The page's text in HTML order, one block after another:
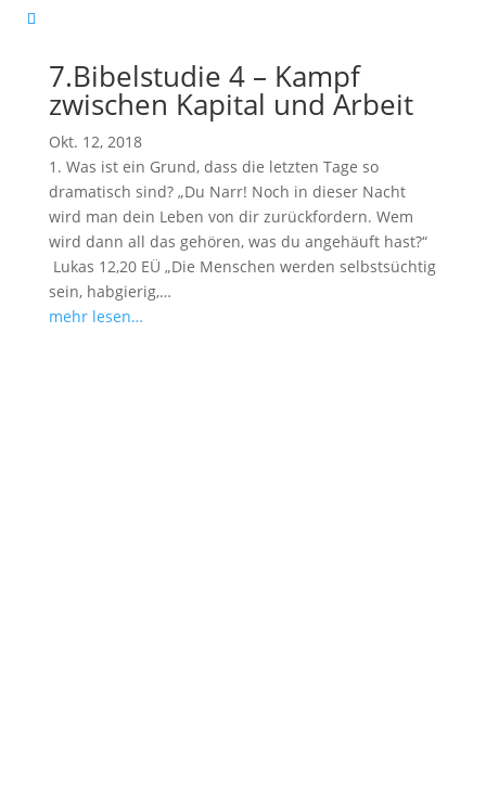
7.Bibelstudie 4 – Kampf
zwischen Kapital und Arbeit
Okt. 12, 2018
1. Was ist ein Grund, dass die letzten Tage so
dramatisch sind? „Du Narr! Noch in dieser Nacht
wird man dein Leben von dir zurückfordern. Wem
wird dann all das gehören, was du angehäuft hast?“
Lukas 12,20 EÜ „Die Menschen werden selbstsüchtig
sein, habgierig,…
mehr lesen…